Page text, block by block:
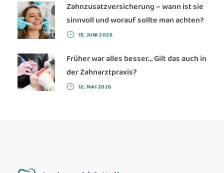
Zahnzusatzversicherung – wann ist sie
sinnvoll und worauf sollte man achten?
15. JUNI 2026
Früher war alles besser… Gilt das auch in
der Zahnarztpraxis?
12. MAI 2026